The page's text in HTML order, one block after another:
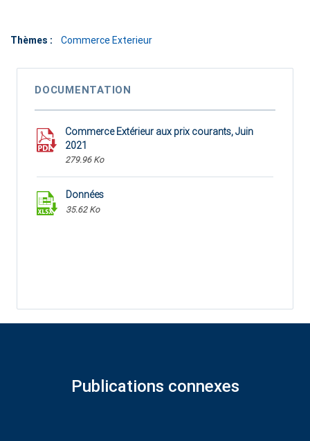
Thèmes : Commerce Exterieur
DOCUMENTATION
Commerce Extérieur aux prix courants, Juin
2021
279.96 Ko
Données
35.62 Ko
Publications connexes